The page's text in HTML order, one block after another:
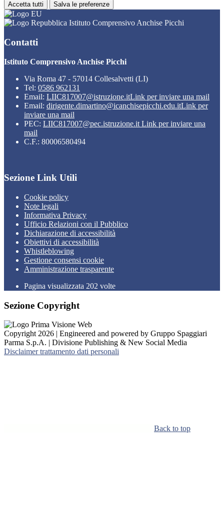
Accetta tutti Salva le preferenze
Istituto Comprensivo Anchise Picchi
Contatti
Istituto Comprensivo Anchise Picchi
Via Roma 47 - 57014 Collesalvetti (LI)
Tel: 0586 962131
Email: LIIC817007@istruzione.itLink per inviare una mail
Email: dirigente.dimartino@icanchisepicchi.edu.itLink per
inviare una mail
PEC: LIIC817007@pec.istruzione.it Link per inviare una
mail
C.F.: 80006580494
Sezione Link Utili
Cookie policy
Note legali
Informativa Privacy
Ufficio Relazioni con il Pubblico
Dichiarazione di accessibilità
Obiettivi di accessibilità
Whistleblowing
Gestione consensi cookie
Amministrazione trasparente
Pagina visualizzata 202 volte
Sezione Copyright
Copyright 2026 | Engineered and powered by Gruppo Spaggiari
Parma S.p.A. | Divisione Publishing & New Social Media
Disclaimer trattamento dati personali
Back to top